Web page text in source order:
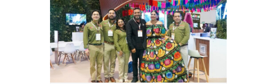
Empresas y Negocios
Automotos
Espectáculos
Trendy News
LifeStyle